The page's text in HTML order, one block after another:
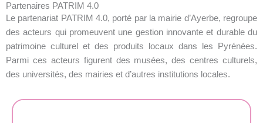
Partenaires PATRIM 4.0
Le partenariat PATRIM 4.0, porté par la mairie d’Ayerbe, regroupe
des acteurs qui promeuvent une gestion innovante et durable du
patrimoine culturel et des produits locaux dans les Pyrénées.
Parmi ces acteurs figurent des musées, des centres culturels,
des universités, des mairies et d’autres institutions locales.